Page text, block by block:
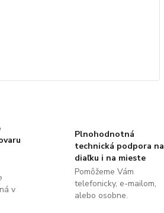
v
Plnohodnotná
technická podpora na
diaľku i na mieste
Pomôžeme Vám
telefonicky, e-mailom,
alebo osobne.